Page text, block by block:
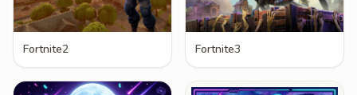
Fortnite2 Fortnite3